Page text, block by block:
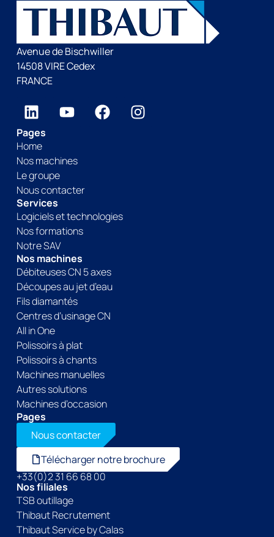
Avenue de Bischwiller
14508 VIRE Cedex
FRANCE
Pages
Home
Nos machines
Le groupe
Nous contacter
Services
Logiciels et technologies
Nos formations
Notre SAV
Nos machines
Débiteuses CN 5 axes
Découpes au jet d’eau
Fils diamantés
Centres d’usinage CN
All in One
Polissoirs à plat
Polissoirs à chants
Machines manuelles
Autres solutions
Machines d’occasion
Pages
Nous contacter
Télécharger notre brochure
+33(0)2 31 66 68 00
Nos filiales
TSB outillage
Thibaut Recrutement
Thibaut Service by Calas